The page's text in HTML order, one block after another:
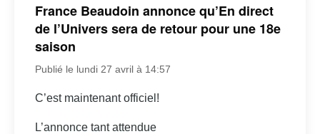
France Beaudoin annonce qu’En direct
de l’Univers sera de retour pour une 18e
saison
Publié le lundi 27 avril à 14:57
C’est maintenant officiel!
L’annonce tant attendue